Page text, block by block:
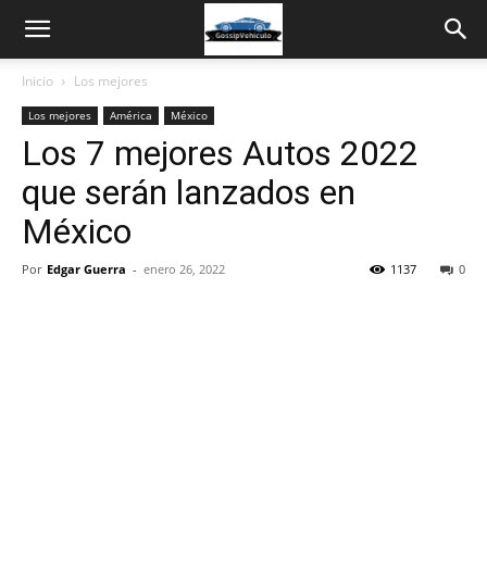
Inicio Los mejores
Los mejores América México
Los 7 mejores Autos 2022
que serán lanzados en
México
Por Edgar Guerra - enero 26, 2022 0
1137